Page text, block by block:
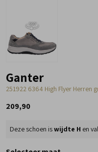
Ganter
251922 6364 High Flyer Herren
209,90
Deze schoen iswijdte H en